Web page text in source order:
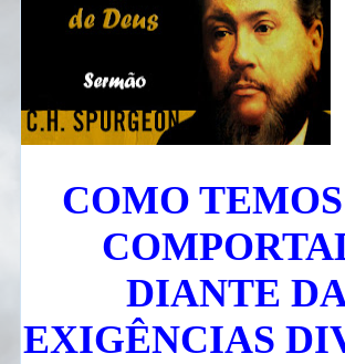
COMO
DIANTE
EXIGÊNCIAS